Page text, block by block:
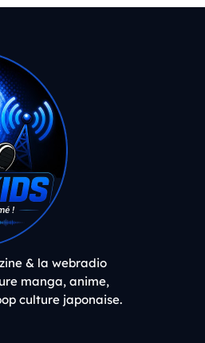
& la webradio
manga, anime,
culture japonaise.